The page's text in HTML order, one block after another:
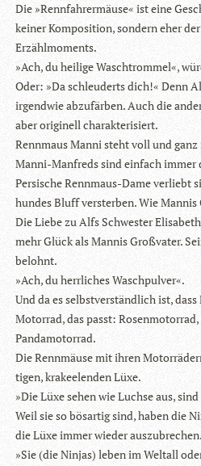
Die »Renn­fah­rer­mäuse« ist eine
kei­ner Kom­po­si­tion, son­dern eher
Erzählmoments.
»Ach, du hei­lige Wasch­trom­mel«,
Oder: »Da schleu­derts dich!« Denn
irgend­wie abzu­fär­ben. Auch die
aber ori­gi­nell charakterisiert.
Renn­maus Manni steht voll und
Manni-Man­freds sind ein­fach immer
Per­si­sche Renn­maus-Dame ver­liebt
hun­des Bluff verster­ben. Wie Man­nis
Die Liebe zu Alfs Schwes­ter
mehr Glück als Man­nis Groß­va­ter.
belohnt.
»Ach, du herr­li­ches Waschpulver«.
Und da es selbst­ver­ständ­lich ist,
Motor­rad, das passt:
Pandamotorrad.
Die Renn­mäuse mit ihren
ti­gen, kra­kee­len­den Lüxe.
»Die Lüxe sehen wie Luchse aus,
Weil sie so bös­ar­tig sind, haben die
die Lüxe immer wie­der
»Sie (die Nin­jas) leben im Welt­all